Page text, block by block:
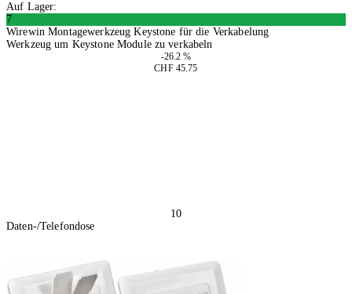
Auf Lager:
7
Wirewin Montagewerkzeug Keystone für die Verkabelung
Werkzeug um Keystone Module zu verkabeln
-26.2 %
CHF 45.75
10
Daten-/Telefondose